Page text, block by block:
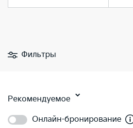
Фильтры
Рекомендуемое
Онлайн-бронирование